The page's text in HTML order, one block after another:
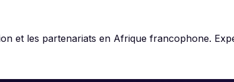
et les partenariats en Afrique francophone.